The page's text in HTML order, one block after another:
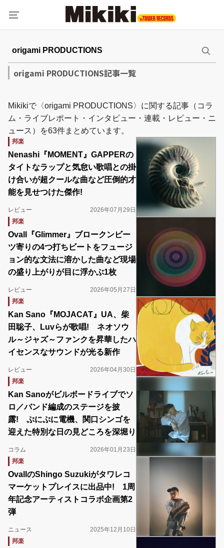
origami PRODUCTIONS記事一覧
Mikikiで〈origami PRODUCTIONS〉に関する記事（コラ
ム・ライブレポート・インタビュー・連載・レビュー・ニ
ュース）を63件まとめています。
邦楽
Nenashi『MOMENT』GAPPERの
タイトなラップと気怠い歌唱との掛
け合いが超クールな曲など圧倒的才
能を見せつけた傑作!
レビュー
2026年07月29日
邦楽
Ovall『Glimmer』ブロークンビー
ツ寄りの4つ打ちビートをフュージ
ョン的な文法に溶かした曲など現場
の盛り上がりが目に浮かぶ1枚
レビュー
2026年05月27日
邦楽
Kan Sano『MOJACAT』UA、柴
田聡子、Luvらが歌唱! ネオソウ
ル～ジャズ～ファンクを昇華したハ
イセンスなサウンドが光る新作
レビュー
2026年04月30日
邦楽
Kan Sanoがビルボードライブでソ
ロ／バンド編成のステージを披
露! ぷにぷに電機、関口シンゴを
迎えた特別な日の見どころを深堀り
コラム
2026年01月23日
邦楽
OvallのShingo Suzukiがタワレコ
マーケットプレイスに出品中! 1周
年記念アーティストコラボ企画第2
弾
ニュース
2025年12月10日
邦楽